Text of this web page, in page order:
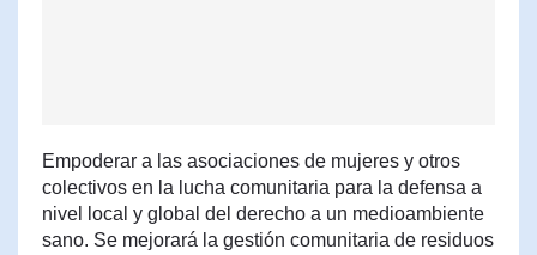
Empoderar a las asociaciones de mujeres y otros
colectivos en la lucha comunitaria para la defensa a
nivel local y global del derecho a un medioambiente
sano. Se mejorará la gestión comunitaria de residuos